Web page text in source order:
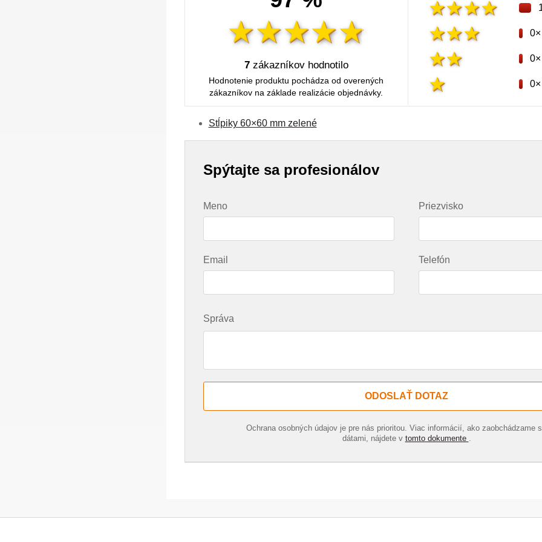
7zákazníkov hodnotilo
Hodnotenie produktu pochádza od overených
zákazníkov na základe realizácie objednávky.
0×
0×
0×
Stĺpiky 60×60 mm zelené
Spýtajte sa profesionálov
Meno Priezvisko
Email Telefón
Správa
ODOSLAŤ DOTAZ
Ochrana osobných údajov je pre nás prioritou. Viac informácií, ako zaobchádzame
dátami, nájdete v tomto dokumente